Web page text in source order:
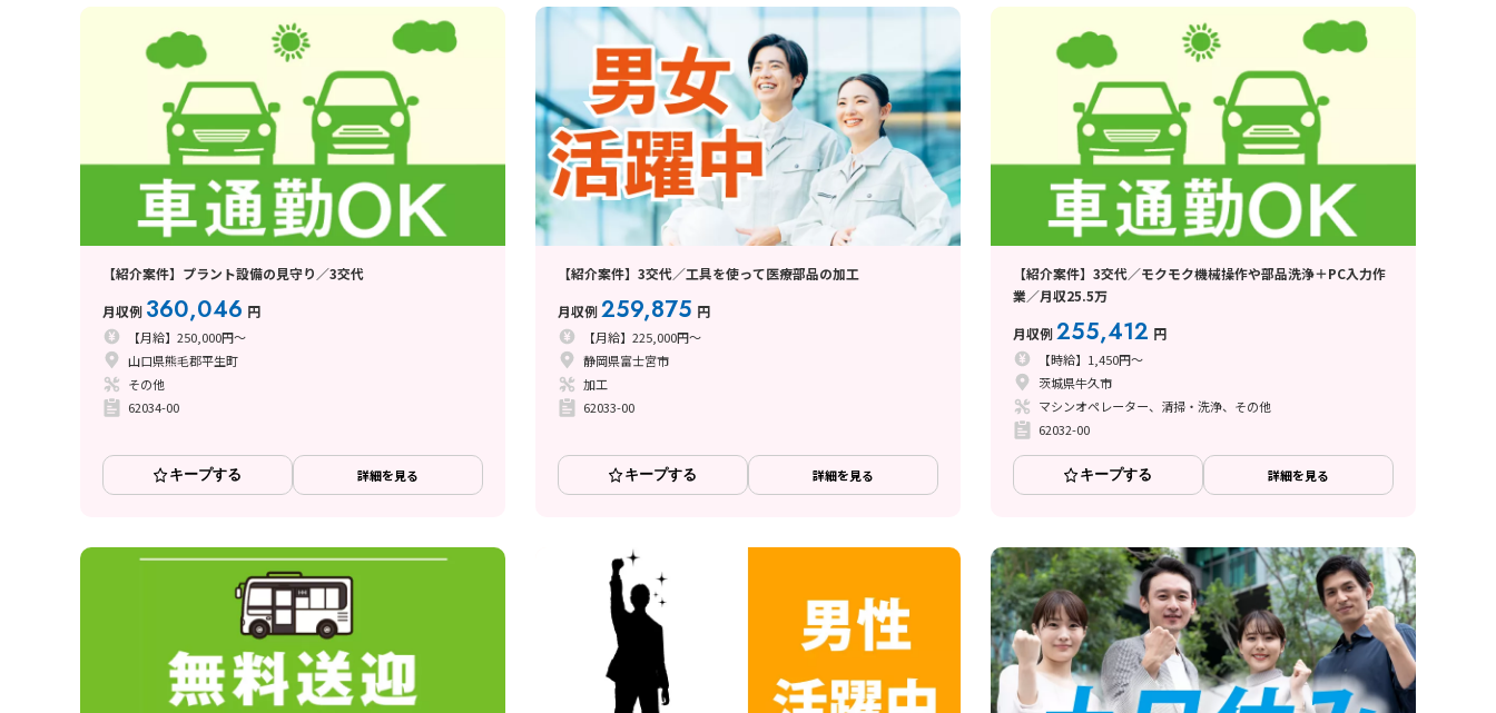
【紹介案件】プラント設備の見守り／3交代
月収例 360,046 円
【月給】250,000円～
山口県熊毛郡平生町
その他
62034-00
キープする 詳細を見る
【紹介案件】3交代／工具を使って医療部品の加工
月収例259,875 円
【月給】225,000円～
静岡県富士宮市
加工
62033-00
キープする 詳細を見る
【紹介案件】3交代／モクモク機械操作や部品洗浄＋PC入力作
業／月収25.5万
月収例255,412 円
【時給】1,450円～
茨城県牛久市
マシンオペレーター、清掃・洗浄、その他
62032-00
キープする 詳細を見る